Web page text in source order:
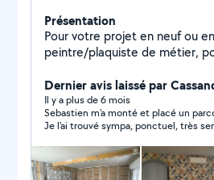
Présentation
Pour votre projet en neuf ou
peintre/plaquiste de métier,
carrelage/faïence, petits
rideaux/luminaire/etc.
pour vos projet. Sebastien
Dernier avis laissé par
Il y a plus de 6 mois
Sebastien m'a monté et placé un
Je l'ai trouvé sympa, ponctuel, très
je le recommande.